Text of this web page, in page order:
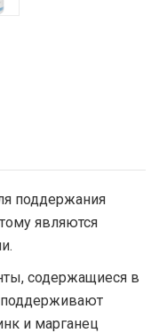
поддержания
являются
содержащиеся в
поддерживают
и марганец